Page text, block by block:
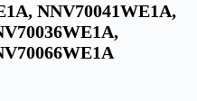
NNV70041WE1A,